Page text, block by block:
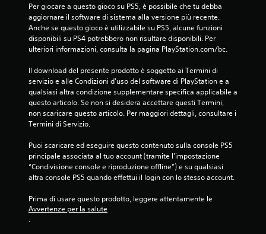
Per giocare a questo gioco su PS5, è possibile che tu debba
aggiornare il software di sistema alla versione più recente.
Anche se questo gioco è utilizzabile su PS5, alcune funzioni
disponibili su PS4 potrebbero non risultare disponibili. Per
ulteriori informazioni, consulta la pagina PlayStation.com/bc.
Il download del presente prodotto è soggetto ai Termini di
servizio e alle Condizioni d'uso del software di PlayStation e a
qualsiasi altra condizione supplementare specifica applicabile a
questo articolo. Se non si desidera accettare questi Termini,
non scaricare questo articolo. Per maggiori dettagli, consultare i
Termini di Servizio.
Puoi scaricare ed eseguire questo contenuto sulla console PS5
principale associata al tuo account (tramite l'impostazione
“Condivisione console e riproduzione offline”) e su qualsiasi
altra console PS5 quando effettui il login con lo stesso account.
Prima di usare questo prodotto, leggere attentamente le
Avvertenze per la salute
.